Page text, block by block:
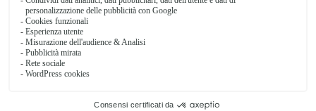
Il tuo fiorista artigiano a SAN GIORGIO DEL
SANNIO
con Interflora, rete di trasmissione floreale di